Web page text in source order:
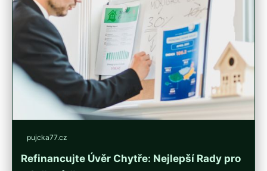
pujcka77.cz
Refinancujte Úvěr Chytře: Nejlepší Rady pro